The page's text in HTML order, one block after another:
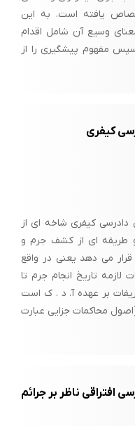
قانون مدنی د راین دوره بود.
شمشیر انجام می گرفت. (خیانت
زهر در قبر مدفون کردن-
شدند.
نقدی از مجازات های این دوره
می شدند.
را به رودخانه می انداختند و
اگر گناه کار بی گناه است
دادور گفته می‌شد.
اموال منقول و غیر منقول-
یافته است. به این
وسیع آن شامل اقدام
مفهوم پیشگیری را از
کیفری
اول آیین دادرسی کیفری شاخه ای از
طریقه ای از کشف جرم و
می دهد یعنی در واقع
لازمه تاریخ انجام جرم تا
بر عهده آ. د . ک است
محاکمات جزایی عبارت
افتراقی ناظر بر جرائم